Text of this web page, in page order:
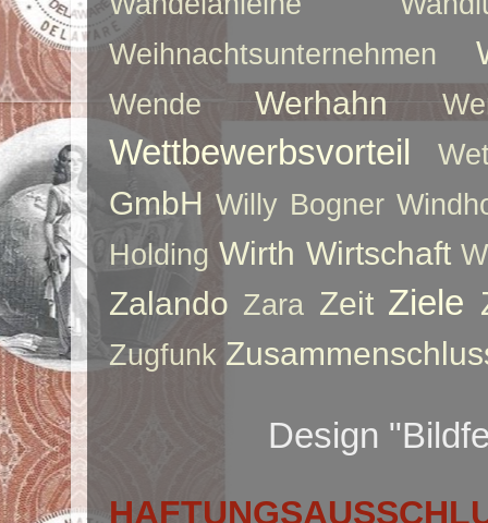
Weihnachtsunternehmen
Wende Werhahn
Wettbewerbsvorteil
GmbH Willy Bogner
Holding Wirth Wirtschaft
Zalando Zara Zeit Ziele
Zugfunk
Design